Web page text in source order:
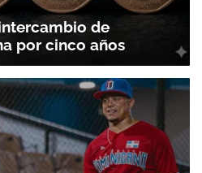
de
por cinco años